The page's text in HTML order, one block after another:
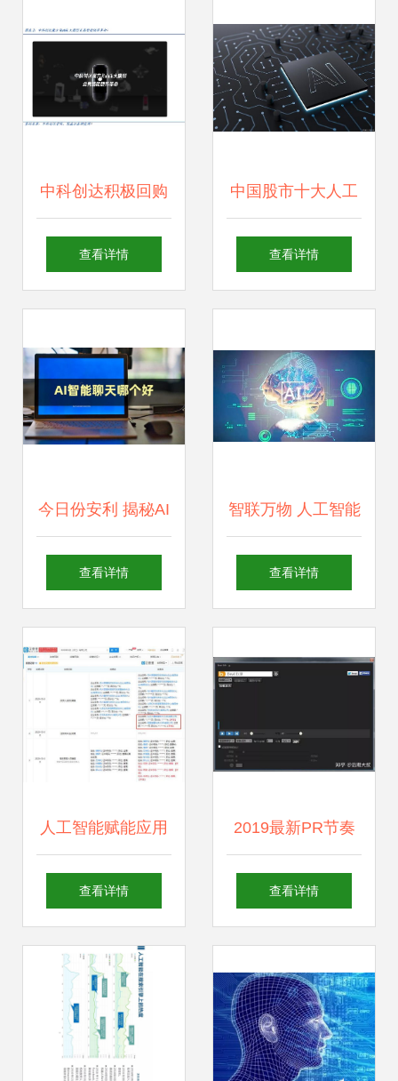
应用与未来 实践与展望
中科创达积极回购
回馈投资者，展现
信心
查看详情
中国股市十大人工
智能龙头细分名单
查看详情
今日份安利 揭秘AI
智能聊天软件有哪
开发的趋势
查看详情
智联万物 人工智能
与物联网引领的智
查看详情
人工智能赋能应用
软件开发 变革与趋
查看详情
2019最新PR节奏
点自动剪辑插件 人
辑，释放双手高效
出活
查看详情